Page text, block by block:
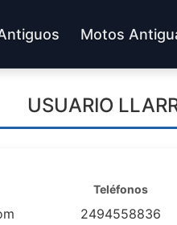
Motos
USUARIO
Teléfonos
2494558836